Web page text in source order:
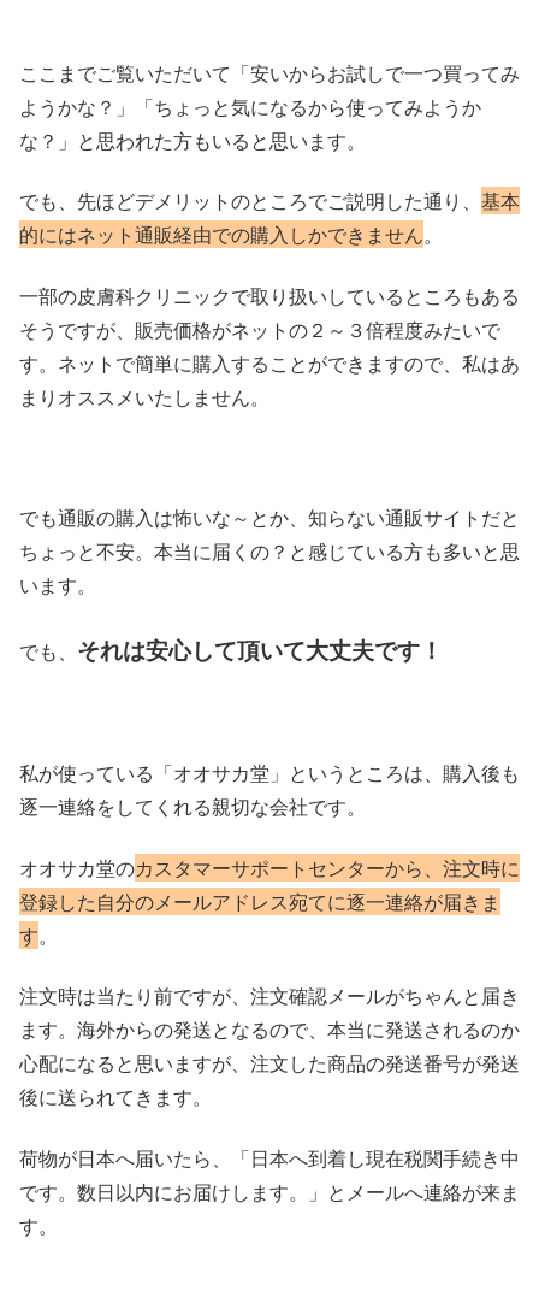
ここまでご覧いただいて「安いからお試しで一つ買ってみ
ようかな？」「ちょっと気になるから使ってみようか
な？」と思われた方もいると思います。
でも、先ほどデメリットのところでご説明した通り、 基本
的にはネット通販経由での購入しかできません。
一部の皮膚科クリニックで取り扱いしているところもある
そうですが、販売価格がネットの２～３倍程度みたいで
す。ネットで簡単に購入することができますので、私はあ
まりオススメいたしません。
でも通販の購入は怖いな～とか、知らない通販サイトだと
ちょっと不安。本当に届くの？と感じている方も多いと思
います。
でも、 それは安心して頂いて大丈夫です！
私が使っている「オオサカ堂」というところは、購入後も
逐一連絡をしてくれる親切な会社です。
オオサカ堂のカスタマーサポートセンターから、注文時に
登録した自分のメールアドレス宛てに逐一連絡が届きま
す。
注文時は当たり前ですが、注文確認メールがちゃんと届き
ます。海外からの発送となるので、本当に発送されるのか
心配になると思いますが、注文した商品の発送番号が発送
後に送られてきます。
荷物が日本へ届いたら、「日本へ到着し現在税関手続き中
です。数日以内にお届けします。」とメールへ連絡が来ま
す。